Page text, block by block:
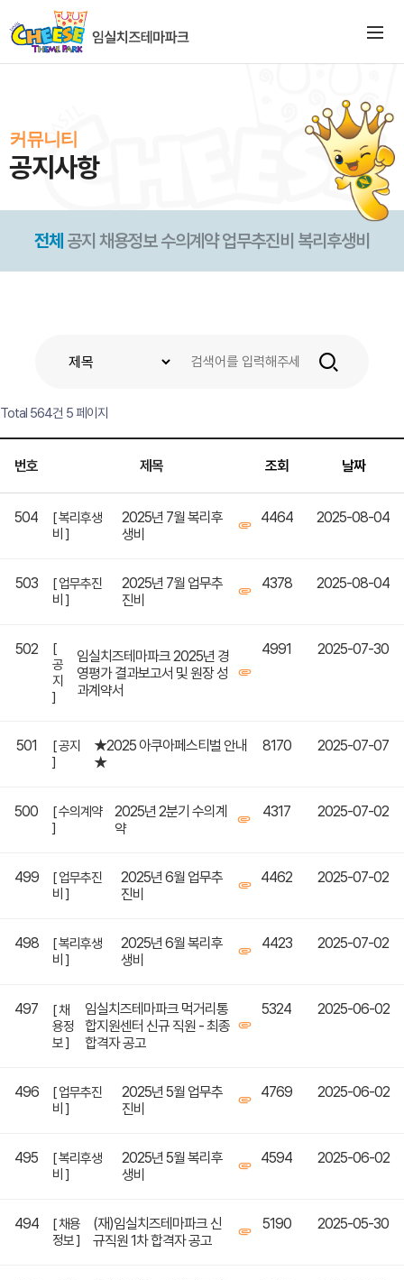
커뮤니티
공지사항
전체 공지 채용정보 수의계약 업무추진비 복리후생비
Total 564건 5 페이지
번호 제목 조회 날짜
504
[ 복리후생
비 ]
2025년 7월 복리후
생비
4464 2025-08-04
503
[ 업무추진
비 ]
2025년 7월 업무추
진비
4378 2025-08-04
502
[
공
지
]
임실치즈테마파크 2025년 경
영평가 결과보고서 및 원장 성
과계약서
4991 2025-07-30
501
[ 공지
]
★2025 아쿠아페스티벌 안내
★
8170 2025-07-07
500
[ 수의계약
]
2025년 2분기 수의계
약
4317 2025-07-02
499
[ 업무추진
비 ]
2025년 6월 업무추
진비
4462 2025-07-02
498
[ 복리후생
비 ]
2025년 6월 복리후
생비
4423 2025-07-02
497
[ 채
용정
보 ]
임실치즈테마파크 먹거리통
합지원센터 신규 직원 - 최종
합격자 공고
5324 2025-06-02
496
[ 업무추진
비 ]
2025년 5월 업무추
진비
4769 2025-06-02
495
[ 복리후생
비 ]
2025년 5월 복리후
생비
4594 2025-06-02
494
[ 채용
정보 ]
(재)임실치즈테마파크 신
규직원 1차 합격자 공고
5190 2025-05-30